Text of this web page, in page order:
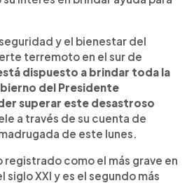
y el bienestar del
terremoto en el sur de
dispuesto a brindar toda la
del Presidente
superar este desastroso
a través de su cuenta de
de este lunes.
registrado como el más grave en
siglo XXI y es el segundo más